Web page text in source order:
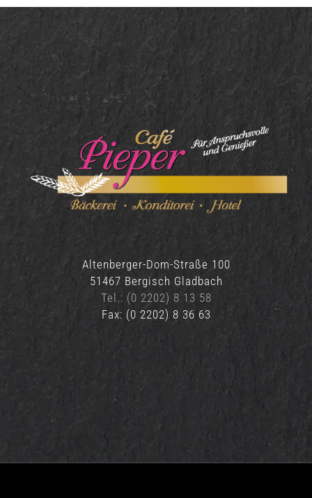
Altenberger-Dom-Straße 100
51467 Bergisch Gladbach
Tel.: (0 2202) 8 13 58
Fax: (0 2202) 8 36 63